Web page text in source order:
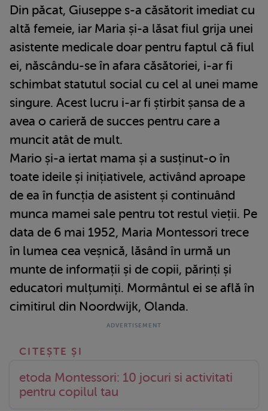
Din păcat, Giuseppe s-a căsătorit imediat cu
altă femeie, iar Maria și-a lăsat fiul grija unei
asistente medicale doar pentru faptul că fiul
ei, născându-se în afara căsătoriei, i-ar fi
schimbat statutul social cu cel al unei mame
singure. Acest lucru i-ar fi știrbit șansa de a
avea o carieră de succes pentru care a
muncit atât de mult.
Mario și-a iertat mama și a susținut-o în
toate ideile și inițiativele, activând aproape
de ea în funcția de asistent și continuând
munca mamei sale pentru tot restul vieții. Pe
data de 6 mai 1952, Maria Montessori trece
în lumea cea veșnică, lăsând în urmă un
munte de informații și de copii, părinți și
educatori mulțumiți. Mormântul ei se află în
cimitirul din Noordwijk, Olanda.
etoda Montessori: 10 jocuri si activitati
pentru copilul tau